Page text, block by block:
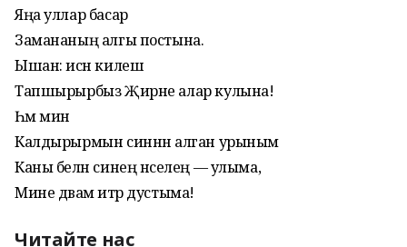
Яңа уллар басар
Замананың алгы постына.
Ышан: исән килеш
Тапшырырбыз Җирне алар кулына!
Һәм мин
Калдырырмын синнән алган урыным
Каны белән синең нәселең — улыма,
Мине дәвам итәр дустыма!
Читайте нас